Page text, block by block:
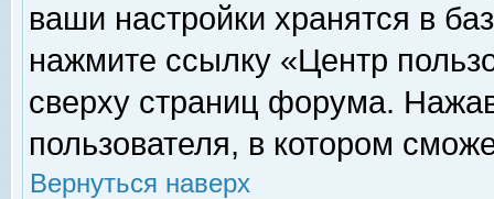
ваши настройки хранятся в
нажмите ссылку «Центр
сверху страниц форума.
пользователя, в котором
Вернуться наверх